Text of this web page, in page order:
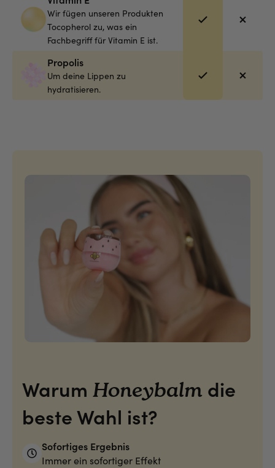
Wir fügen unseren Produkten
Tocopherol zu, was ein
Fachbegriff für Vitamin E ist.
Propolis
Um deine Lippen zu
hydratisieren.
Warum Honeybalm die
beste Wahl ist?
Sofortiges Ergebnis
Immer ein sofortiger Effekt